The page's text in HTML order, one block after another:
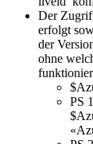
Der
erfolgt
der
ohne
PS